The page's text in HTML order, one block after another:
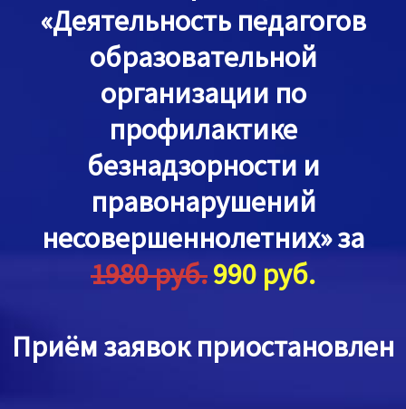
«Деятельность педагогов
образовательной
организации по
профилактике
безнадзорности и
правонарушений
несовершеннолетних» за
1980 руб.990 руб.
Приём заявок приостановлен